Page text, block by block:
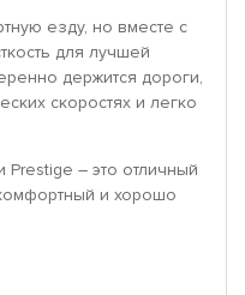
езду, но вместе с
для лучшей
держится дороги,
скоростях и легко
Prestige – это отличный
и хорошо